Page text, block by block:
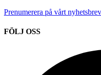
Prenumerera på vårt nyhetsbrev
FÖLJ OSS